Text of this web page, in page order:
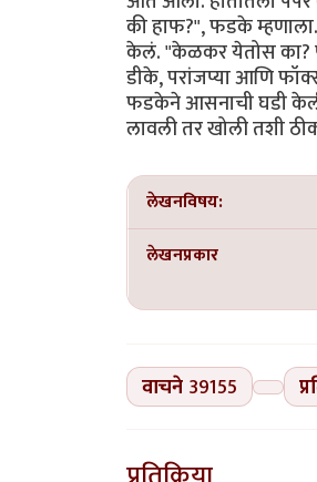
की हाफ?", फडके
केलं. "केळकर येतोस का?
डीके, परांजप्या आणि
फडकेने आसनाची घडी
लावली तर खोली तशी
लेखनविषय:
लेखनप्रकार
वाचने 39155